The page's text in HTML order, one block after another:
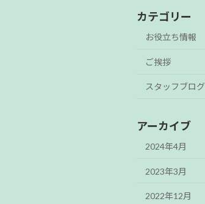
カテゴリー
お役立ち情報
ご挨拶
スタッフブログ
アーカイブ
2024年4月
2023年3月
2022年12月